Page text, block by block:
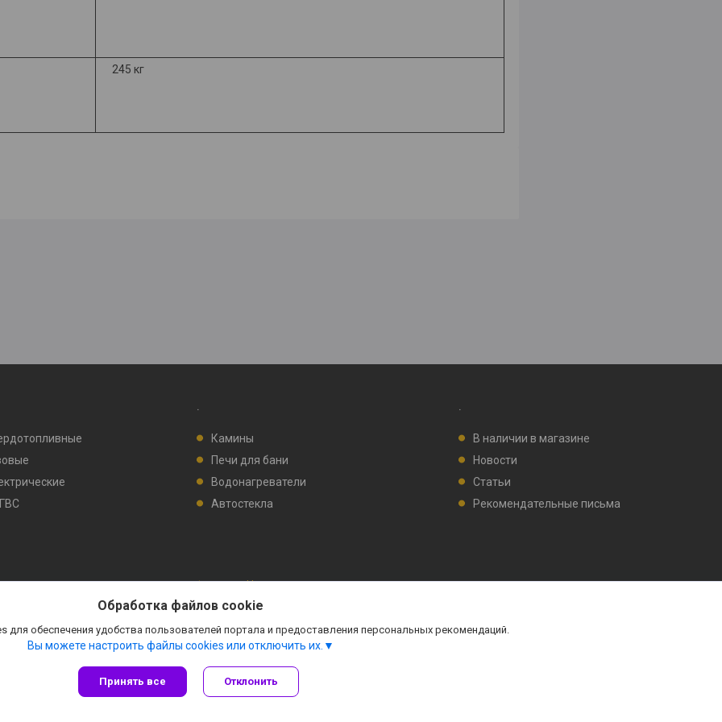
245 кг
.
Камины
Печи для бани
Водонагреватели
Автостекла
.
В наличии в магазине
Новости
Статьи
Рекомендательные письма
Сайт создан на платформе Deal.by
Политика обработки файлов cookies
Обработка файлов cookie
обеспечения удобства пользователей портала и предоставления персональных рекомендаций.
Вы можете настроить файлы cookies или отключить их.
Принять все Отклонить
ООО "ПИРМОК" |
Пожаловаться на контент
Select Language ▼